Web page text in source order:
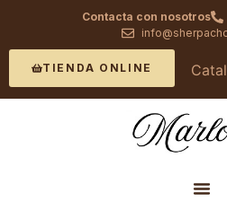
Contacta con nosotros
TIENDA ONLINE